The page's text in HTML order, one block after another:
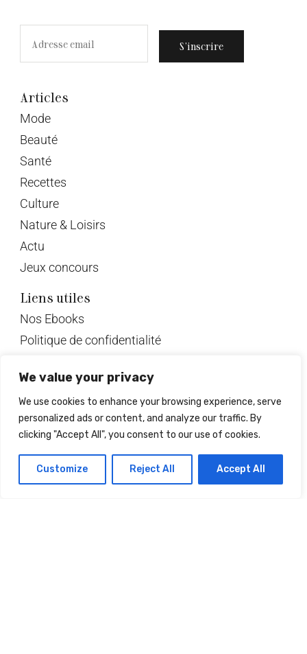
We value your privacy
We use cookies to enhance your browsing experience, serve
personalized ads or content, and analyze our traffic. By
clicking "Accept All", you consent to our use of cookies.
Customize Reject All Accept All
S’inscrire
Articles
Mode
Beauté
Santé
Recettes
Culture
Nature & Loisirs
Actu
Jeux concours
Liens utiles
Nos Ebooks
Politique de confidentialité
Jeu Concours (Ment. Lég.).
CGV
Not Magazine
Le magazine
Les médias en parlent